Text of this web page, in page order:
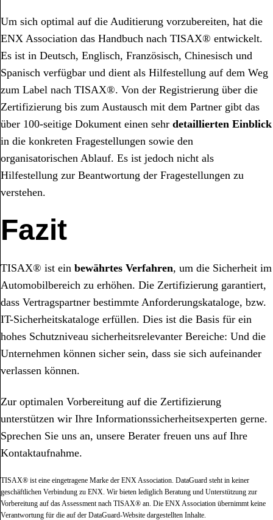
Um sich optimal auf die Auditierung vorzubereiten, hat die
ENX Association das Handbuch nach TISAX® entwickelt.
Es ist in Deutsch, Englisch, Französisch, Chinesisch und
Spanisch verfügbar und dient als Hilfestellung auf dem Weg
zum Label nach TISAX®. Von der Registrierung über die
Zertifizierung bis zum Austausch mit dem Partner gibt das
über 100-seitige Dokument einen sehr detaillierten Einblick
in die konkreten Fragestellungen sowie den
organisatorischen Ablauf. Es ist jedoch nicht als
Hilfestellung zur Beantwortung der Fragestellungen zu
verstehen.
Fazit
TISAX® ist ein bewährtes Verfahren, um die Sicherheit im
Automobilbereich zu erhöhen. Die Zertifizierung garantiert,
dass Vertragspartner bestimmte Anforderungskataloge, bzw.
IT-Sicherheitskataloge erfüllen. Dies ist die Basis für ein
hohes Schutzniveau sicherheitsrelevanter Bereiche: Und die
Unternehmen können sicher sein, dass sie sich aufeinander
verlassen können.
Zur optimalen Vorbereitung auf die Zertifizierung
unterstützen wir Ihre Informationssicherheitsexperten gerne.
Sprechen Sie uns an, unsere Berater freuen uns auf Ihre
Kontaktaufnahme.
TISAX® ist eine eingetragene Marke der ENX Association. DataGuard steht in keiner
geschäftlichen Verbindung zu ENX. Wir bieten lediglich Beratung und Unterstützung zur
Vorbereitung auf das Assessment nach TISAX® an. Die ENX Association übernimmt keine
Verantwortung für die auf der DataGuard-Website dargestellten Inhalte.